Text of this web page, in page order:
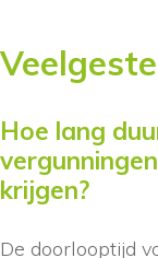
Hoe lang
krijgen?
De doorlooptijd